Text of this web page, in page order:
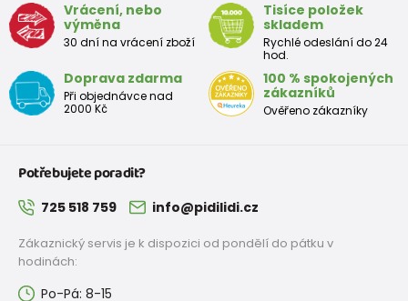
Vrácení, nebo
výměna
30 dní na vrácení zboží
Tisíce položek
skladem
Rychlé odeslání do 24
hod.
Doprava zdarma
Při objednávce nad
2000 Kč
100 % spokojených
zákazníků
Ověřeno zákazníky
Potřebujete poradit?
725 518 759 info@pidilidi.cz
Zákaznický servis je k dispozici od pondělí do pátku v
hodinách:
Po-Pá: 8-15